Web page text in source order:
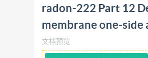
radon-222 Part 12
membrane one-
文档预览